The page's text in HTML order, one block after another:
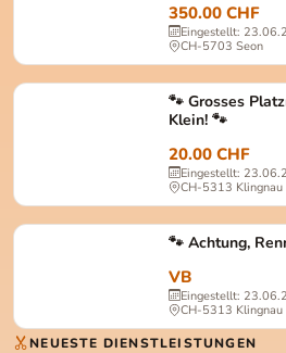
350.00 CHF
Eingestellt:
CH-5703 Seon
🐾 Grosses
Klein! 🐾
20.00 CHF
Eingestellt:
CH-5313 Klingnau
🐾 Achtung,
VB
Eingestellt:
CH-5313 Klingnau
NEUESTE DIENSTLEISTUNGEN